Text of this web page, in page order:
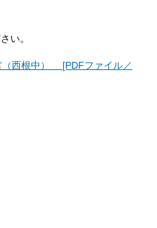
い。
（西根中） [PDFファイル／